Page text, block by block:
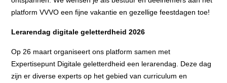
platform VVVO een fijne vakantie en gezellige feestdagen toe!
Lerarendag digitale geletterdheid 2026
Op 26 maart organiseert ons platform samen met
Expertisepunt Digitale geletterdheid een lerarendag. Deze dag
zijn er diverse experts op het gebied van curriculum en